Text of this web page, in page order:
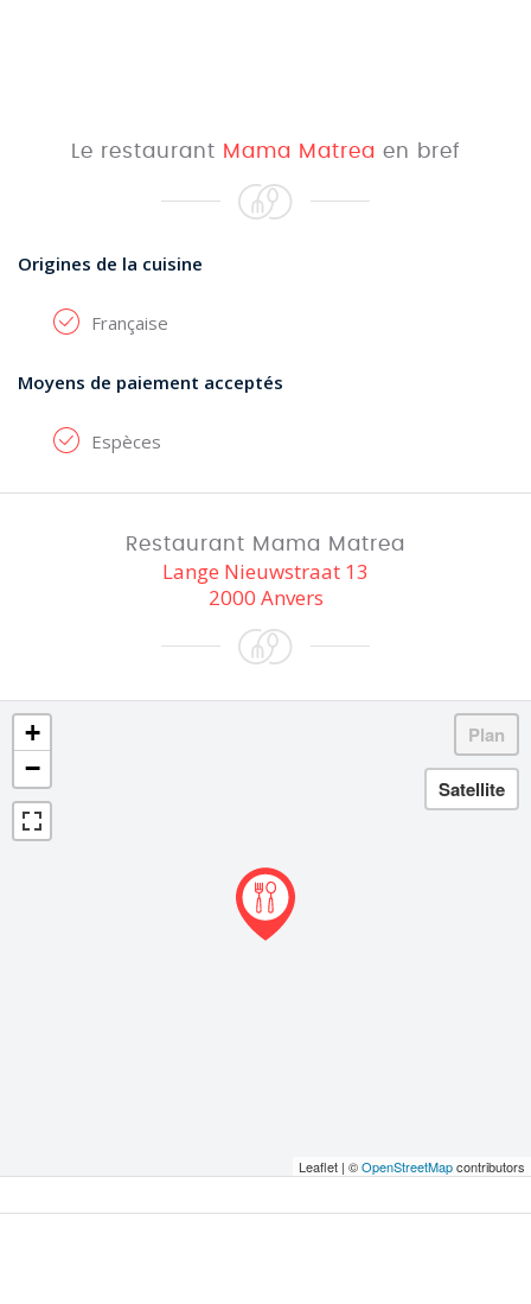
Le restaurant Mama Matrea en bref
Origines de la cuisine
Française
Moyens de paiement acceptés
Espèces
Restaurant Mama Matrea
Lange Nieuwstraat 13
2000 Anvers
+
−
Leaflet | ©OpenStreetMapcontributors